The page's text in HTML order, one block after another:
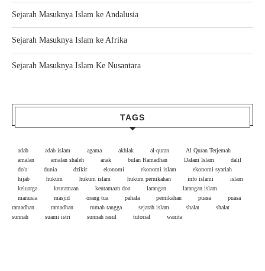
Sejarah Masuknya Islam ke Andalusia
Sejarah Masuknya Islam ke Afrika
Sejarah Masuknya Islam Ke Nusantara
TAGS
adab adab islam agama akhlak al-quran
Al Quran Terjemah
amalan
amalan shaleh anak bulan Ramadhan Dalam Islam
dalil
do'a
dunia dzikir ekonomi ekonomi islam
ekonomi syariah
hijab
hukum hukum islam hukum pernikahan info islami
islam
keluarga
keutamaan keutamaan doa larangan
larangan islam
manusia
masjid orang tua pahala pernikahan puasa
puasa
ramadhan
ramadhan rumah tangga sejarah islam shalat
shalat
sunnah
suami istri sunnah rasul tutorial wanita